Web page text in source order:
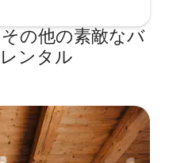
の他の素敵なバ
ンタル